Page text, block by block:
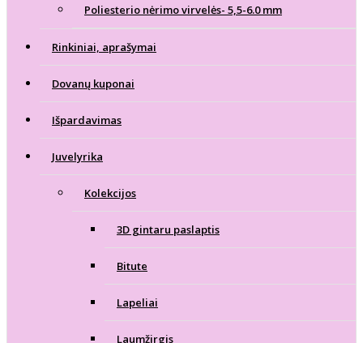
Poliesterio nėrimo virvelės- 5,5-6.0 mm
Rinkiniai, aprašymai
Dovanų kuponai
Išpardavimas
Juvelyrika
Kolekcijos
3D gintaru paslaptis
Bitute
Lapeliai
Laumžirgis